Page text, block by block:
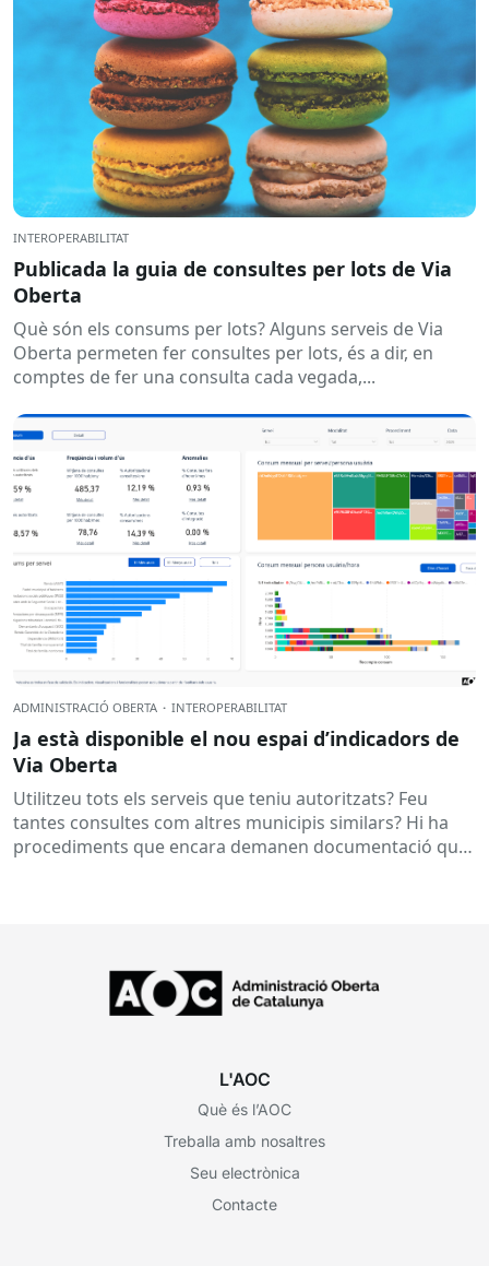
INTEROPERABILITAT
Publicada la guia de consultes per lots de Via
Oberta
Què són els consums per lots? Alguns serveis de Via
Oberta permeten fer consultes per lots, és a dir, en
comptes de fer una consulta cada vegada,...
ADMINISTRACIÓ OBERTA · INTEROPERABILITAT
Ja està disponible el nou espai d’indicadors de
Via Oberta
Utilitzeu tots els serveis que teniu autoritzats? Feu
tantes consultes com altres municipis similars? Hi ha
procediments que encara demanen documentació que
L'AOC
Què és l’AOC
Treballa amb nosaltres
Seu electrònica
Contacte